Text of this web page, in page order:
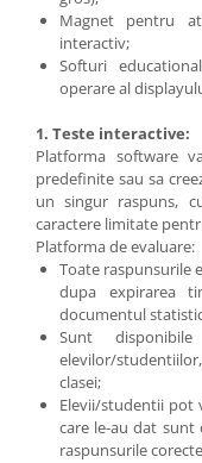
Magnet pentru
interactiv;
Softuri
operare al
1. Teste interactive:
Platforma software
predefinite sau sa
un singur raspuns,
caractere limitate
Platforma de evaluare:
Toate raspunsurile
dupa expirarea
documentul
Sunt
elevilor/
clasei;
Elevii/studentii pot
care le-au dat sunt
raspunsurile